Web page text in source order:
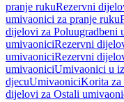
pranje rukuRezervni
umivaonici za pranje ruku
dijelovi za Poluugradbeni
umivaoniciRezervni
umivaoniciRezervni
umivaoniciUmivaonici u
djecuUmivaoniciKorita za
dijelovi za Ostali